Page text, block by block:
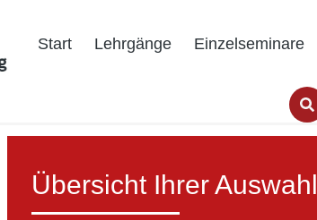
Start Lehrgänge Einzelseminare
Übersicht Ihrer Auswahl